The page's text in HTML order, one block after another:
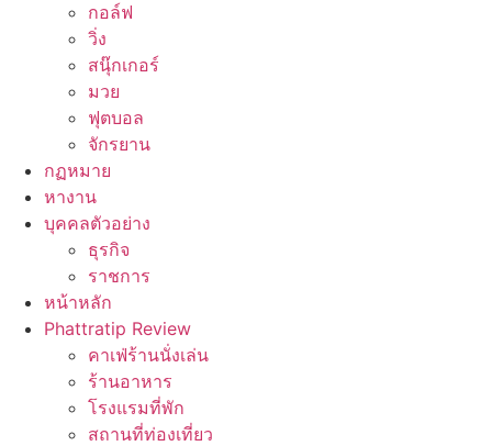
กอล์ฟ
วิ่ง
สนุ๊กเกอร์
มวย
ฟุตบอล
จักรยาน
กฏหมาย
หางาน
บุคคลตัวอย่าง
ธุรกิจ
ราชการ
หน้าหลัก
Phattratip Review
คาเฟ่ร้านนั่งเล่น
ร้านอาหาร
โรงแรมที่พัก
สถานที่ท่องเที่ยว